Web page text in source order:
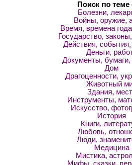
Поиск по теме
Болезни,
Войны, оружие,
Время, времена
Государство,
Действия, события,
Деньги,
Документы, бумаги,
Дом
Драгоценности,
Животный
Здания,
Инструменты,
Искусство,
История
Книги,
Любовь,
Люди,
Медицина
Мистика,